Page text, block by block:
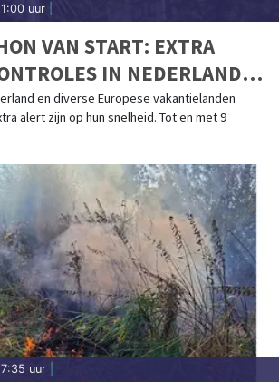
uur
VAN START: EXTRA
IN NEDERLAND
VAKANTIELANDEN
en diverse Europese vakantielanden
alert zijn op hun snelheid. Tot en met 9
uur